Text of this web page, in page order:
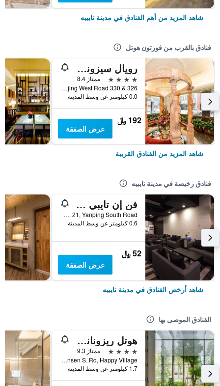
شاهد المزيد من أهم الفنادق في مدينة تايبيه
فنادق بالقرب من فورتون هوتل
رويال سيزونز هوتل تايبيه نانجينج ويست
4 نجوم
ممتاز 8.4
326 & 330 Nanjing West Road, مدينة تايبيه, تايوان
0.0 كيلومتر عن وسط المدينة
192 ﷼
عرض الصفقة
شاهد المزيد من الفنادق القريبة
فنادق رخيصة في مدينة تايبيه
فن إن تايبي هوستل
2F, No. 21, Yanping South Road, مدينة تايبيه, تايوان
0.6 كيلومتر عن وسط المدينة
52 ﷼
عرض الصفقة
شاهد أرخص الفنادق في مدينة تايبيه
الفنادق الموصى بها
هوتل ريزونانس تايبي، تابيستري كوليكشن باي هيلتون
4 نجوم
ممتاز 9.3
No. 7 Linsen S. Rd, Happy Village, مدينة تايبيه, تايوان
1.7 كيلومتر عن وسط المدينة